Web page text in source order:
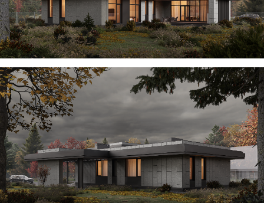
Получить консультацию